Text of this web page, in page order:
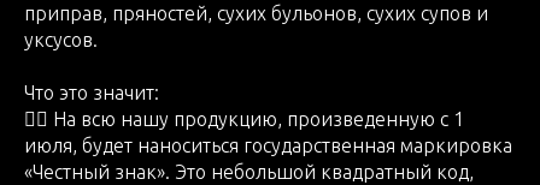
приправ, пряностей, сухих бульонов, сухих супов и
уксусов.
Что это значит:
👉🏼 На всю нашу продукцию, произведенную с 1
июля, будет наноситься государственная маркировка
«Честный знак». Это небольшой квадратный код,